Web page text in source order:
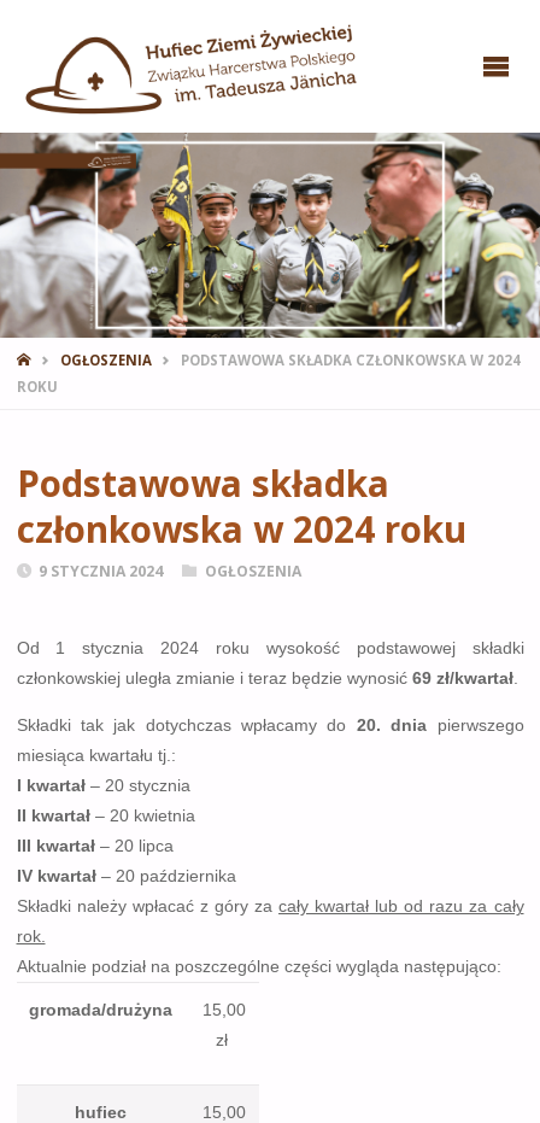
STRONA
GŁÓWNA
OGŁOSZENIA
PODSTAWOWA SKŁADKA CZŁONKOWSKA W 2024
ROKU
Podstawowa składka
członkowska w 2024 roku
9 STYCZNIA 2024 OGŁOSZENIA
Od 1 stycznia 2024 roku wysokość podstawowej składki
członkowskiej uległa zmianie i teraz będzie wynosić 69 zł/kwartał.
Składki tak jak dotychczas wpłacamy do 20. dnia pierwszego
miesiąca kwartału tj.:
I kwartał– 20 stycznia
II kwartał– 20 kwietnia
III kwartał– 20 lipca
IV kwartał– 20 października
Składki należy wpłacać z góry za cały kwartał lub od razu za cały
rok.
Aktualnie podział na poszczególne części wygląda następująco:
gromada/drużyna
15,00
zł
hufiec
15,00